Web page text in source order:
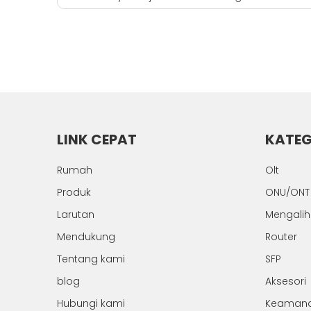
LINK CEPAT
Rumah
Produk
Larutan
Mendukung
Tentang kami
blog
Hubungi kami
Olt
ONU/ONT
Router
SFP
Aksesori